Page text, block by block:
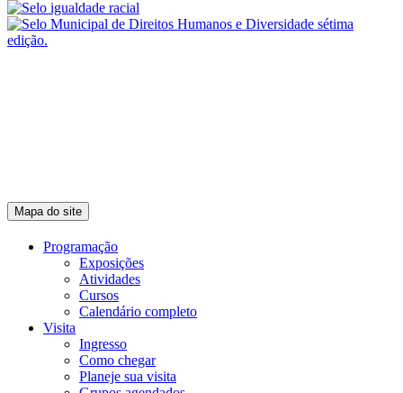
Mapa do site
Programação
Exposições
Atividades
Cursos
Calendário completo
Visita
Ingresso
Como chegar
Planeje sua visita